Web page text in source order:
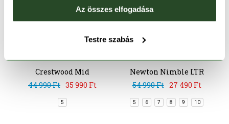
Az összes elfogadása
Testre szabás
Crestwood Mid
Waterproof
44 990 Ft 35 990 Ft
5
Newton Nimble LTR
54 990 Ft 27 490 Ft
5 6 7 8 9 10